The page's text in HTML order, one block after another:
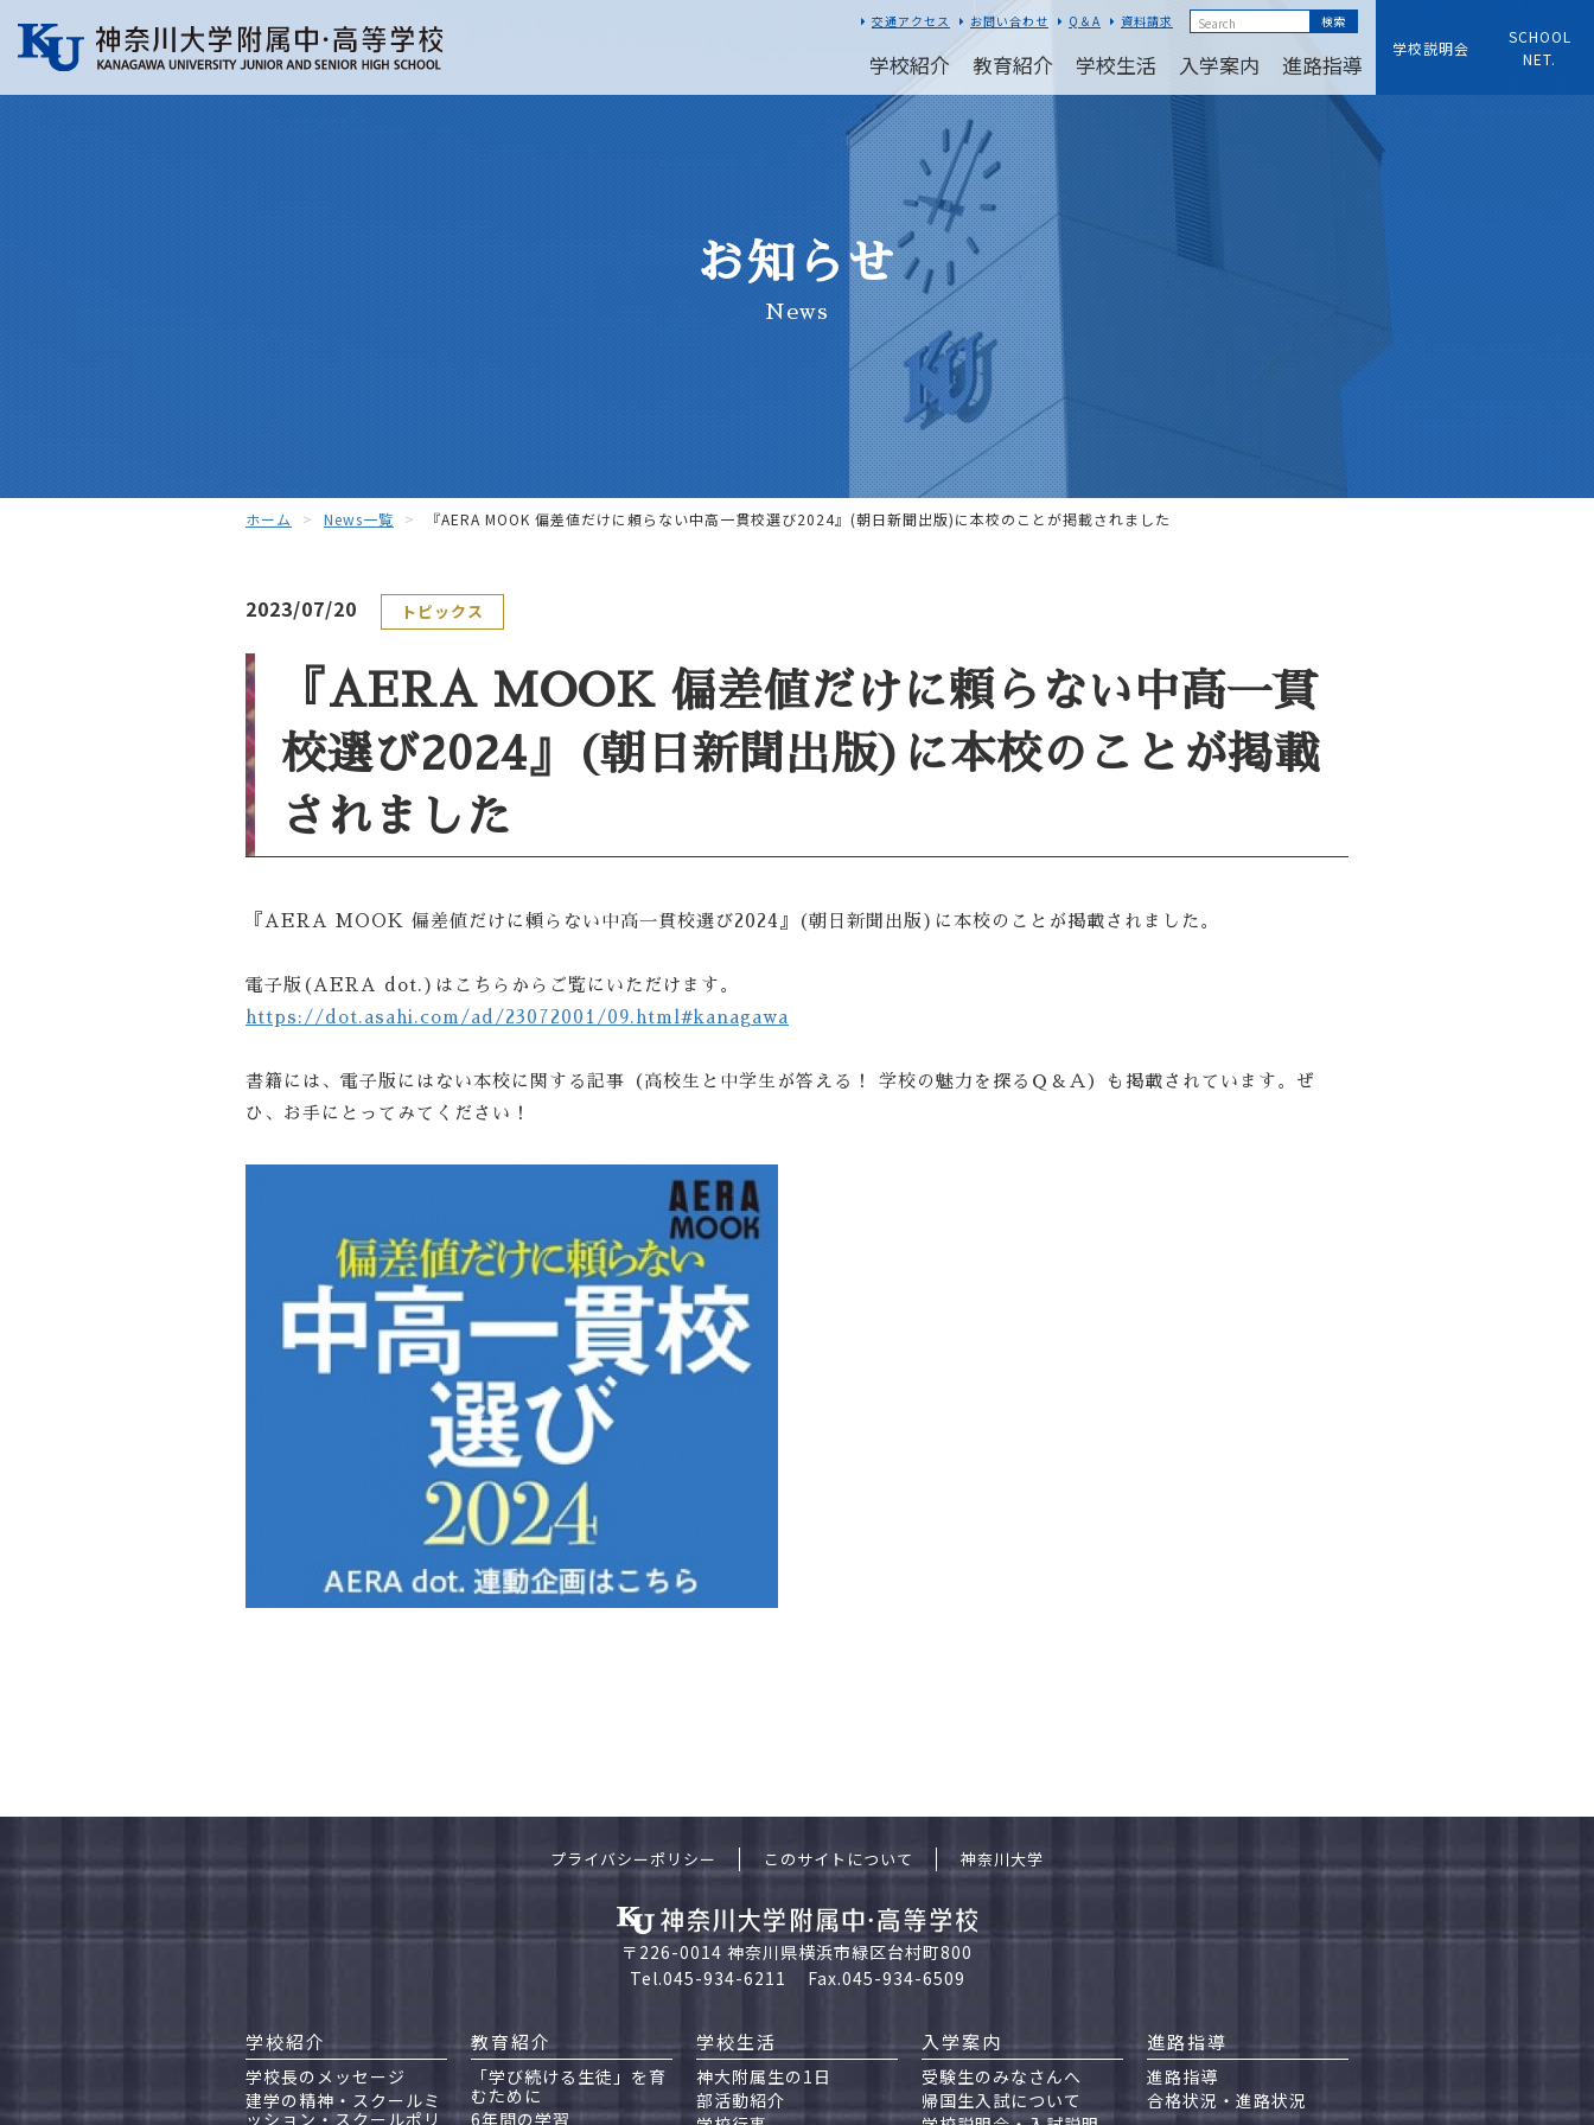
学校紹介 教育紹介 学校生活 入学案内 進路指導
交通アクセス お問い合わせ Q＆A 資料請求
学校説明会
SCHOOL
NET.
お知らせ
News
ホーム News一覧 『AERA MOOK 偏差値だけに頼らない中高一貫校選び2024』(朝日新聞出版)に本校のことが掲載されました
2023/07/20 トピックス
『AERA MOOK 偏差値だけに頼らない中高一貫
校選び2024』(朝日新聞出版)に本校のことが掲載
されました
『AERA MOOK 偏差値だけに頼らない中高一貫校選び2024』(朝日新聞出版)に本校のことが掲載されました。
電子版(AERA dot.)はこちらからご覧にいただけます。
https://dot.asahi.com/ad/23072001/09.html#kanagawa
書籍には、電子版にはない本校に関する記事（高校生と中学生が答える！ 学校の魅力を探るＱ＆Ａ）も掲載されています。ぜ
ひ、お手にとってみてください！
プライバシーポリシー このサイトについて 神奈川大学
〒226-0014 神奈川県横浜市緑区台村町800
Tel.045-934-6211
Fax.045-934-6509
学校紹介
学校長のメッセージ
建学の精神・スクールミ
ッション・スクールポリ
教育紹介
「学び続ける生徒」を育
むために
6年間の学習
学校生活
神大附属生の1日
部活動紹介
入学案内
受験生のみなさんへ
帰国生入試について
進路指導
進路指導
合格状況・進路状況